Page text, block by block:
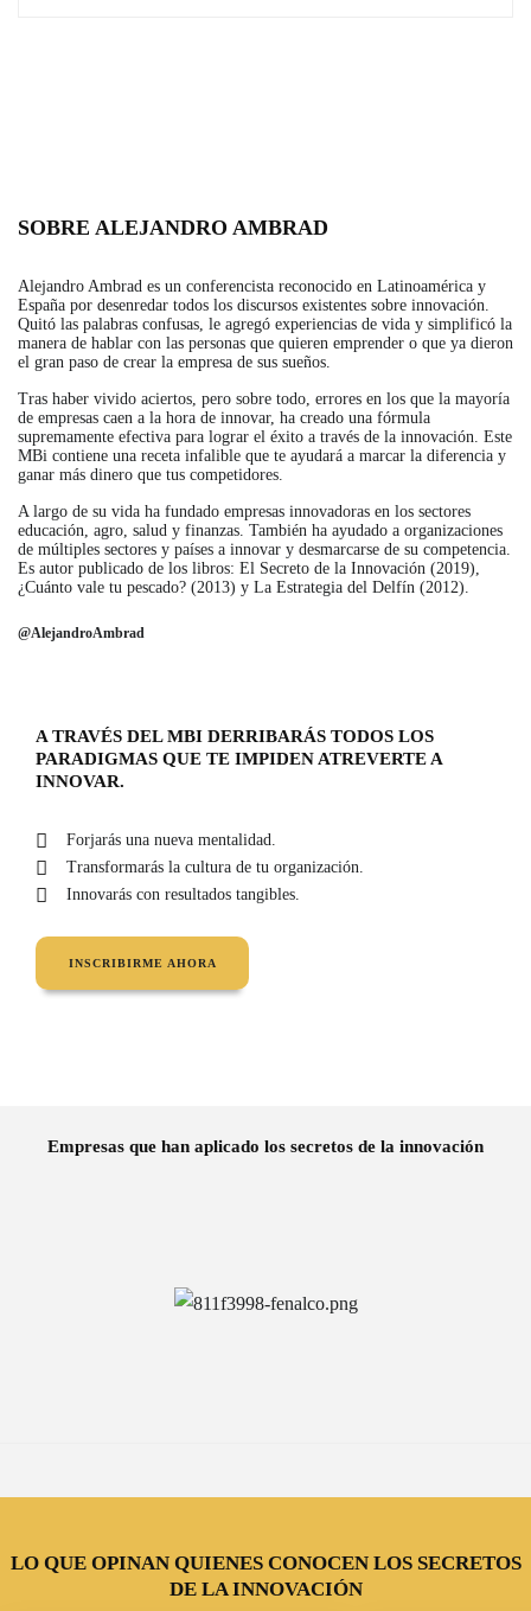
SOBRE ALEJANDRO AMBRAD
Alejandro Ambrad es un conferencista reconocido en Latinoamérica y
España por desenredar todos los discursos existentes sobre innovación.
Quitó las palabras confusas, le agregó experiencias de vida y simplificó la
manera de hablar con las personas que quieren emprender o que ya dieron
el gran paso de crear la empresa de sus sueños.
Tras haber vivido aciertos, pero sobre todo, errores en los que la mayoría
de empresas caen a la hora de innovar, ha creado una fórmula
supremamente efectiva para lograr el éxito a través de la innovación. Este
MBi contiene una receta infalible que te ayudará a marcar la diferencia y
ganar más dinero que tus competidores.
A largo de su vida ha fundado empresas innovadoras en los sectores
educación, agro, salud y finanzas. También ha ayudado a organizaciones
de múltiples sectores y países a innovar y desmarcarse de su competencia.
Es autor publicado de los libros: El Secreto de la Innovación (2019),
¿Cuánto vale tu pescado? (2013) y La Estrategia del Delfín (2012).
@AlejandroAmbrad
A TRAVÉS DEL MBI DERRIBARÁS TODOS LOS
PARADIGMAS QUE TE IMPIDEN ATREVERTE A
INNOVAR.
Forjarás una nueva mentalidad.
Transformarás la cultura de tu organización.
Innovarás con resultados tangibles.
INSCRIBIRME AHORA
Empresas que han aplicado los secretos de la innovación
LO QUE OPINAN QUIENES CONOCEN LOS SECRETOS
DE LA INNOVACIÓN